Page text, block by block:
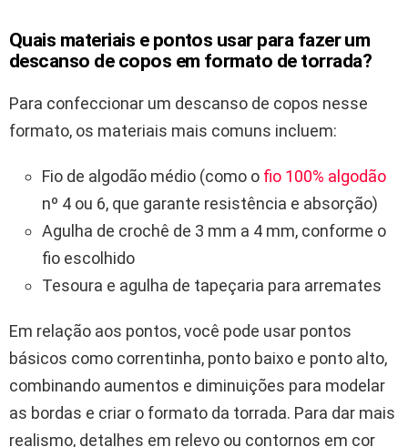
Quais materiais e pontos usar para fazer um
descanso de copos em formato de torrada?
Para confeccionar um descanso de copos nesse
formato, os materiais mais comuns incluem:
Fio de algodão médio (como o fio 100% algodão
nº 4 ou 6, que garante resistência e absorção)
Agulha de crochê de 3 mm a 4 mm, conforme o
fio escolhido
Tesoura e agulha de tapeçaria para arremates
Em relação aos pontos, você pode usar pontos
básicos como correntinha, ponto baixo e ponto alto,
combinando aumentos e diminuições para modelar
as bordas e criar o formato da torrada. Para dar mais
realismo, detalhes em relevo ou contornos em cor